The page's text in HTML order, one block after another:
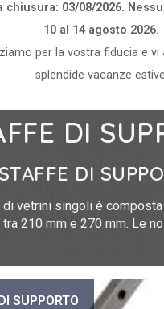
chiusura: 03/08/2026.
10 al 14 agosto 2026.
per la vostra fiducia e vi
splendide vacanze
DI
STAFFE DI
di vetrini singoli è
tra 210 mm e 270 mm. Le
verticale o orizzontale
completa dei
SUPPORTO